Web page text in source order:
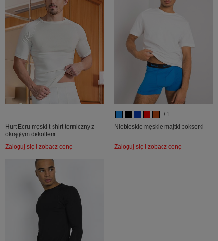
Hurt Ecru męski t-shirt termiczny z
okrągłym dekoltem
Zaloguj się i zobacz cenę
+1
Niebieskie męskie majtki bokserki
Zaloguj się i zobacz cenę